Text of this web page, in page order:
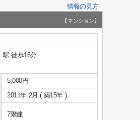
情報の見方
【マンション】
駅 徒歩16分
5,000円
2011年 2月 ( 築15年 )
7階建